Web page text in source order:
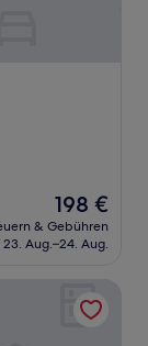
Der
Preis
beträgt
198 €
& Gebühren
23. Aug.–24. Aug.